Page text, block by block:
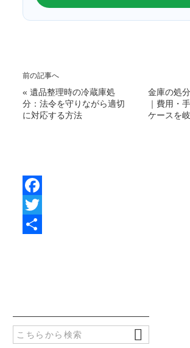
前の記事へ
« 遺品整理時の冷蔵庫処
分：法令を守りながら適切
に対応する方法
金庫の処
｜費用・
ケースを
F